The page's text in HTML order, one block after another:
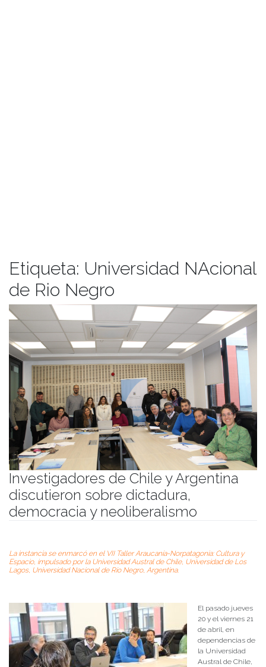
Etiqueta: Universidad NAcional
de Rio Negro
Investigadores de Chile y Argentina
discutieron sobre dictadura,
democracia y neoliberalismo
La instancia se enmarcó en el VII Taller Araucanía-Norpatagonia: Cultura y
Espacio, impulsado por la Universidad Austral de Chile, Universidad de Los
Lagos, Universidad Nacional de Río Negro, Argentina.
El pasado jueves
20 y el viernes 21
de abril, en
dependencias de
la Universidad
Austral de Chile,